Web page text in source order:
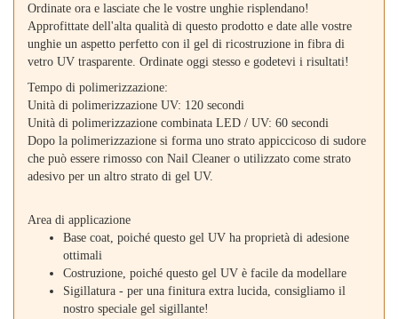
Ordinate ora e lasciate che le vostre unghie risplendano!
Approfittate dell'alta qualità di questo prodotto e date alle vostre
unghie un aspetto perfetto con il gel di ricostruzione in fibra di
vetro UV trasparente. Ordinate oggi stesso e godetevi i risultati!
Tempo di polimerizzazione:
Unità di polimerizzazione UV: 120 secondi
Unità di polimerizzazione combinata LED / UV: 60 secondi
Dopo la polimerizzazione si forma uno strato appiccicoso di sudore
che può essere rimosso con Nail Cleaner o utilizzato come strato
adesivo per un altro strato di gel UV.
Area di applicazione
Base coat, poiché questo gel UV ha proprietà di adesione
ottimali
Costruzione, poiché questo gel UV è facile da modellare
Sigillatura - per una finitura extra lucida, consigliamo il
nostro speciale gel sigillante!